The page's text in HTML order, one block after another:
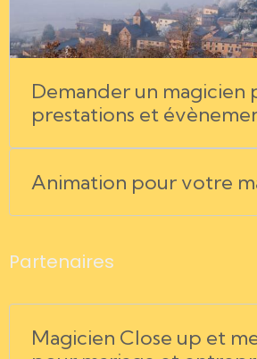
Demander un magicien
prestations et
Animation pour votre
Partenaires
Magicien Close up et mentaliste